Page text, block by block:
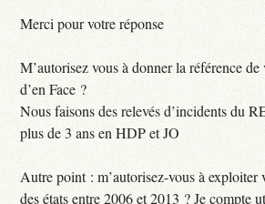
Merci pour votre réponse
M’autorisez vous à donner la référence
d’en Face ?
Nous faisons des relevés d’incidents du
plus de 3 ans en HDP et JO
Autre point : m’autorisez-vous à exploiter
des états entre 2006 et 2013 ? Je compte